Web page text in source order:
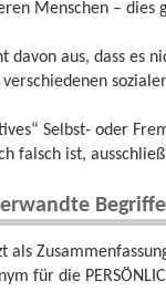
Menschen –
davon aus, dass es
Selbst- oder
falsch ist,
Begriffe
als
für die